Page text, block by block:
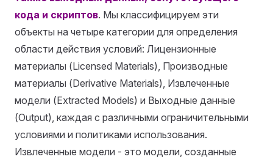
кода и скриптов. Мы классифицируем эти
объекты на четыре категории для определения
области действия условий: Лицензионные
материалы (Licensed Materials), Производные
материалы (Derivative Materials), Извлеченные
модели (Extracted Models) и Выходные данные
(Output), каждая с различными ограничительными
условиями и политиками использования.
Извлеченные модели - это модели, созданные